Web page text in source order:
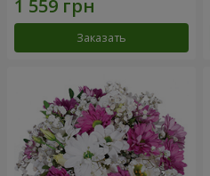
Заказать